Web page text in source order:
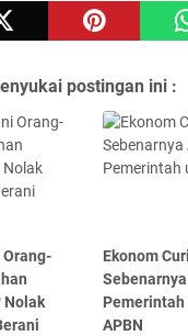
postingan ini :
Orang-
Nolak
Ekonom
Pemerintah
APBN